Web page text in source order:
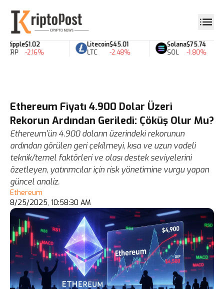
Ripple
XRP
$1.02
-2.16%
Litecoin
LTC
$45.01
-2.48%
Solana
SOL
$75.74
-1.80%
Ethereum Fiyatı 4.900 Dolar Üzeri
Rekorun Ardından Geriledi: Çöküş Olur Mu?
Ethereum'ün 4.900 doların üzerindeki rekorunun
ardından görülen geri çekilmeyi, kısa ve uzun vadeli
teknik/temel faktörleri ve olası destek seviyelerini
özetleyen, yatırımcılar için risk yönetimine vurgu yapan
güncel analiz.
Ethereum
8/25/2025, 10:58:30 AM